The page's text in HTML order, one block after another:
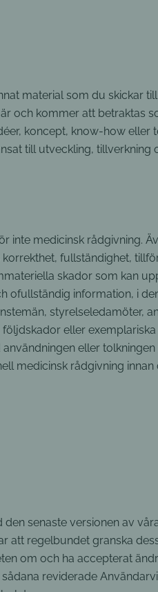
material som du skickar
och kommer att betraktas
koncept, know-how eller
till utveckling, tillverkning
inte medicinsk rådgivning.
fullständighet,
skador som kan
ofullständig information, i
styrelseledamöter,
eller
eller
medicinsk rådgivning
senaste versionen av
att regelbundet granska
om och ha accepterat
reviderade